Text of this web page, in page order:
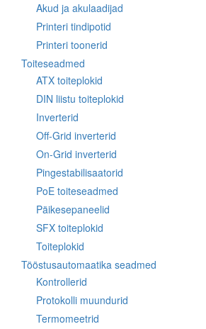
Akud ja akulaadijad
Printeri tindipotid
Printeri toonerid
Toiteseadmed
ATX toiteplokid
DIN liistu toiteplokid
Inverterid
Off-Grid inverterid
On-Grid inverterid
Pingestabilisaatorid
PoE toiteseadmed
Päikesepaneelid
SFX toiteplokid
Toiteplokid
Tööstusautomaatika seadmed
Kontrollerid
Protokolli muundurid
Termomeetrid